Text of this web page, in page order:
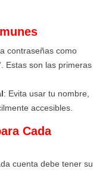
contraseñas como
Estas son las primeras
: Evita usar tu nombre,
accesibles.
Cada
cuenta debe tener su